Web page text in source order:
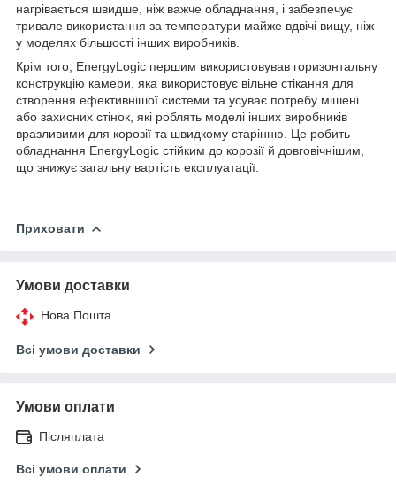
нагрівається швидше, ніж важче обладнання, і забезпечує
тривале використання за температури майже вдвічі вищу, ніж
у моделях більшості інших виробників.
Крім того, EnergyLogic першим використовував горизонтальну
конструкцію камери, яка використовує вільне стікання для
створення ефективнішої системи та усуває потребу мішені
або захисних стінок, які роблять моделі інших виробників
вразливими для корозії та швидкому старінню. Це робить
обладнання EnergyLogic стійким до корозії й довговічнішим,
що знижує загальну вартість експлуатації.
Приховати
Умови доставки
Нова Пошта
Всі умови доставки
Умови оплати
Післяплата
Всі умови оплати